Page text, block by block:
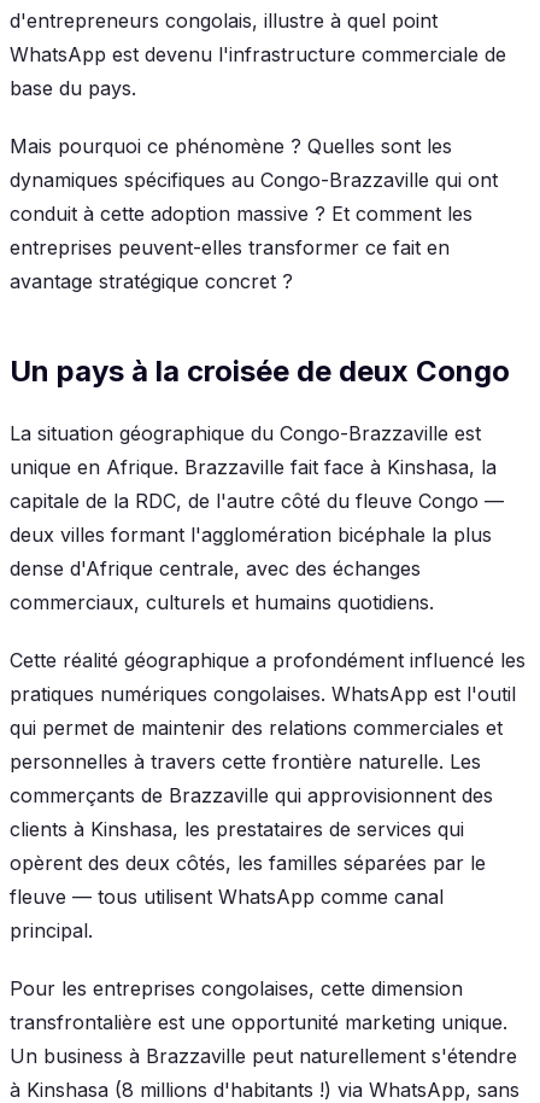
d'entrepreneurs congolais, illustre à quel point
WhatsApp est devenu l'infrastructure commerciale de
base du pays.
Mais pourquoi ce phénomène ? Quelles sont les
dynamiques spécifiques au Congo-Brazzaville qui ont
conduit à cette adoption massive ? Et comment les
entreprises peuvent-elles transformer ce fait en
avantage stratégique concret ?
Un pays à la croisée de deux Congo
La situation géographique du Congo-Brazzaville est
unique en Afrique. Brazzaville fait face à Kinshasa, la
capitale de la RDC, de l'autre côté du fleuve Congo —
deux villes formant l'agglomération bicéphale la plus
dense d'Afrique centrale, avec des échanges
commerciaux, culturels et humains quotidiens.
Cette réalité géographique a profondément influencé les
pratiques numériques congolaises. WhatsApp est l'outil
qui permet de maintenir des relations commerciales et
personnelles à travers cette frontière naturelle. Les
commerçants de Brazzaville qui approvisionnent des
clients à Kinshasa, les prestataires de services qui
opèrent des deux côtés, les familles séparées par le
fleuve — tous utilisent WhatsApp comme canal
principal.
Pour les entreprises congolaises, cette dimension
transfrontalière est une opportunité marketing unique.
Un business à Brazzaville peut naturellement s'étendre
à Kinshasa (8 millions d'habitants !) via WhatsApp, sans